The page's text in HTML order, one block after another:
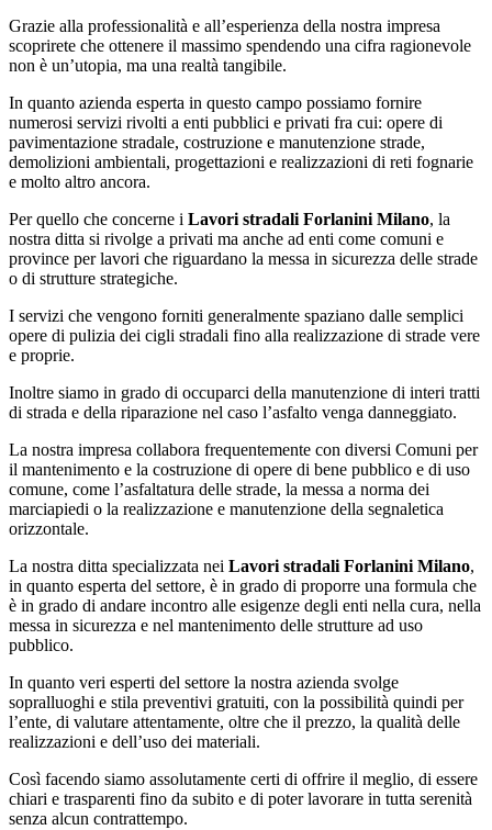
Grazie alla professionalità e all’esperienza della nostra impresa
scoprirete che ottenere il massimo spendendo una cifra ragionevole
non è un’utopia, ma una realtà tangibile.
In quanto azienda esperta in questo campo possiamo fornire
numerosi servizi rivolti a enti pubblici e privati fra cui: opere di
pavimentazione stradale, costruzione e manutenzione strade,
demolizioni ambientali, progettazioni e realizzazioni di reti fognarie
e molto altro ancora.
Per quello che concerne i Lavori stradali Forlanini Milano, la
nostra ditta si rivolge a privati ma anche ad enti come comuni e
province per lavori che riguardano la messa in sicurezza delle strade
o di strutture strategiche.
I servizi che vengono forniti generalmente spaziano dalle semplici
opere di pulizia dei cigli stradali fino alla realizzazione di strade vere
e proprie.
Inoltre siamo in grado di occuparci della manutenzione di interi tratti
di strada e della riparazione nel caso l’asfalto venga danneggiato.
La nostra impresa collabora frequentemente con diversi Comuni per
il mantenimento e la costruzione di opere di bene pubblico e di uso
comune, come l’asfaltatura delle strade, la messa a norma dei
marciapiedi o la realizzazione e manutenzione della segnaletica
orizzontale.
La nostra ditta specializzata nei Lavori stradali Forlanini Milano,
in quanto esperta del settore, è in grado di proporre una formula che
è in grado di andare incontro alle esigenze degli enti nella cura, nella
messa in sicurezza e nel mantenimento delle strutture ad uso
pubblico.
In quanto veri esperti del settore la nostra azienda svolge
sopralluoghi e stila preventivi gratuiti, con la possibilità quindi per
l’ente, di valutare attentamente, oltre che il prezzo, la qualità delle
realizzazioni e dell’uso dei materiali.
Così facendo siamo assolutamente certi di offrire il meglio, di essere
chiari e trasparenti fino da subito e di poter lavorare in tutta serenità
senza alcun contrattempo.